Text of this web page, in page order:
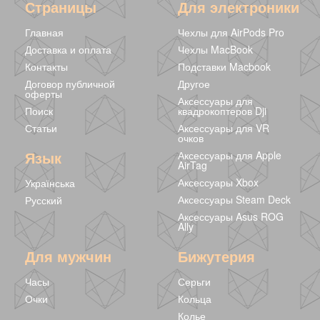
Страницы
Главная
Доставка и оплата
Контакты
Договор публичной
оферты
Поиск
Статьи
Язык
Українська
Русский
Для электроники
Чехлы для AirPods Pro
Чехлы MacBook
Подставки Macbook
Другое
Аксессуары для
квадрокоптеров Dji
Аксессуары для VR
очков
Аксессуары для Apple
AirTag
Аксессуары Xbox
Аксессуары Steam Deck
Аксессуары Asus ROG
Ally
Для мужчин
Часы
Очки
Бижутерия
Серьги
Кольца
Колье